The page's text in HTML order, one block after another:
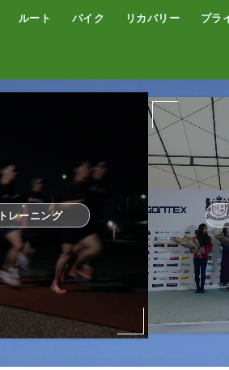
ルート バイク リカバリー プラ
トレーニング